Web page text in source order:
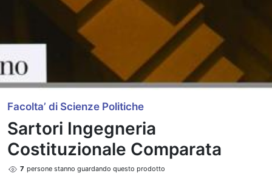
Facolta’ di Scienze Politiche
Sartori Ingegneria
Costituzionale Comparata
7 persone stanno guardando questo prodotto